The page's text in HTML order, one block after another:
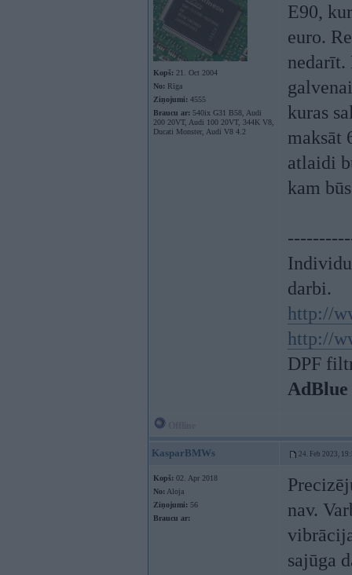
Kopš: 21. Oct 2004
No: Rīga
Ziņojumi: 4555
Braucu ar: 540ix G31 B58, Audi
200 20VT, Audi 100 20VT, 344K V8,
Ducati Monster, Audi V8 4.2
E90,
euro.
nedarīt.
kuras
maksāt
atlaidi
kam
darbi.
http://
http://
DPF
KasparBMWs 24. Feb 2023,
Kopš: 02. Apr 2018
No: Aloja
Ziņojumi: 56
Braucu ar:
nav.
sajūga